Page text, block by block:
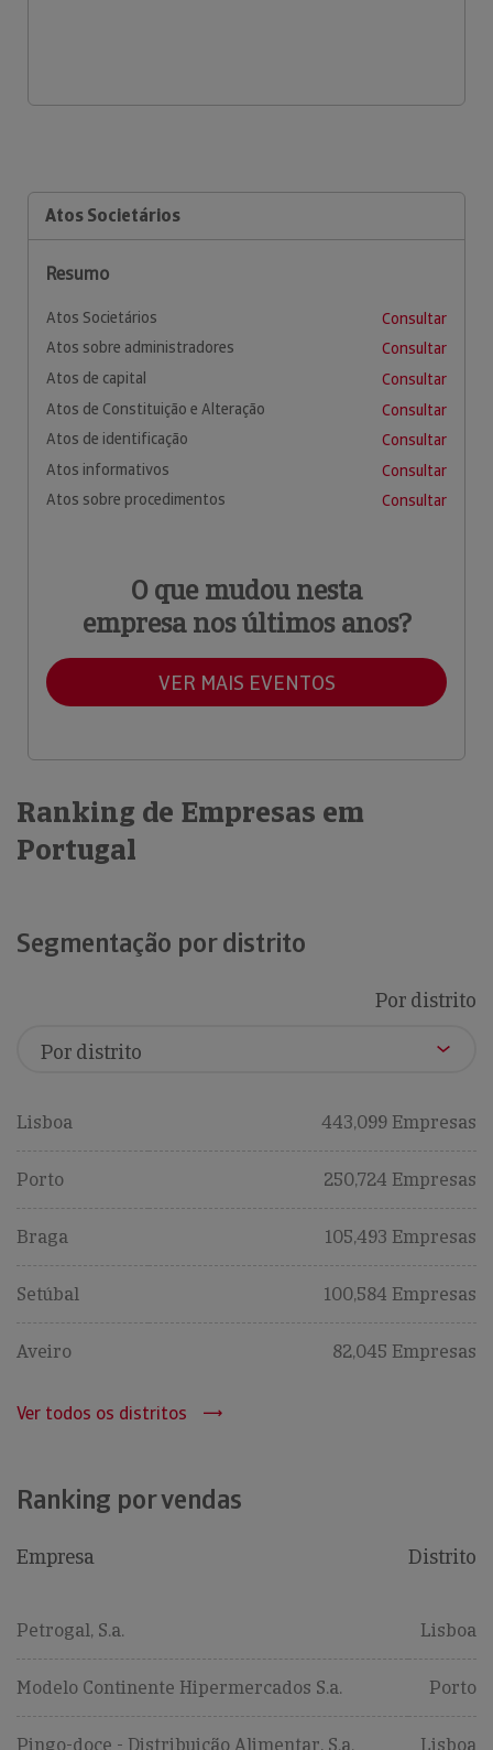
Atos Societários
Resumo
Atos Societários
Consultar
Atos sobre administradores
Consultar
Atos de capital
Consultar
Atos de Constituição e Alteração
Consultar
Atos de identificação
Consultar
Atos informativos
Consultar
Atos sobre procedimentos
Consultar
O que mudou nesta
empresa nos últimos anos?
VER MAIS EVENTOS
Ranking de Empresas em
Portugal
Segmentação por distrito
Por distrito
Lisboa 443,099 Empresas
Porto 250,724 Empresas
Braga 105,493 Empresas
Setúbal 100,584 Empresas
Aveiro 82,045 Empresas
Ver todos os distritos
Ranking por vendas
Empresa Distrito
Petrogal, S.a. Lisboa
Modelo Continente Hipermercados S.a. Porto
Pingo-doce - Distribuição Alimentar, S.a. Lisboa